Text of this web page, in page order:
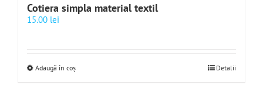
Cotiera simpla material textil
15.00 lei
Adaugă în coș Detalii